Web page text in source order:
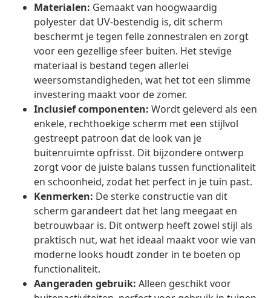
Materialen: Gemaakt van hoogwaardig
polyester dat UV-bestendig is, dit scherm
beschermt je tegen felle zonnestralen en zorgt
voor een gezellige sfeer buiten. Het stevige
materiaal is bestand tegen allerlei
weersomstandigheden, wat het tot een slimme
investering maakt voor de zomer.
Inclusief componenten: Wordt geleverd als een
enkele, rechthoekige scherm met een stijlvol
gestreept patroon dat de look van je
buitenruimte opfrisst. Dit bijzondere ontwerp
zorgt voor de juiste balans tussen functionaliteit
en schoonheid, zodat het perfect in je tuin past.
Kenmerken: De sterke constructie van dit
scherm garandeert dat het lang meegaat en
betrouwbaar is. Dit ontwerp heeft zowel stijl als
praktisch nut, wat het ideaal maakt voor wie van
moderne looks houdt zonder in te boeten op
functionaliteit.
Aangeraden gebruik: Alleen geschikt voor